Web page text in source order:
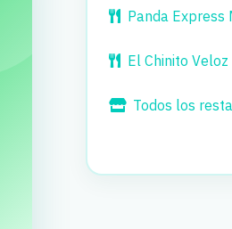
Panda Express
El Chinito
Todos los